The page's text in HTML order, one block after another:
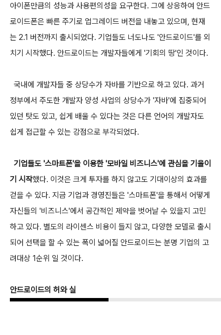
아이폰만큼의 성능과 사용편의성을 요구한다. 그에 상응하여 안드
로이드폰은 빠른 주기로 업그레이드 버전을 내놓고 있으며, 현재
는 2.1 버전까지 출시되었다. 기업들도 너도나도 '안드로이드'를 외
치기 시작했다. 안드로이드는 개발자들에게 '기회의 땅'인 것이다.
국내에 개발자들 중 상당수가 자바를 기반으로 하고 있다. 과거
정부에서 주도한 개발자 양성 사업의 상당수가 '자바'에 집중되어
있던 탓도 있고, 쉽게 배울 수 있다는 것은 다른 언어의 개발자도
쉽게 접근할 수 있는 강점으로 부각되었다.
기업들도 '스마트폰'을 이용한 '모바일 비즈니스'에 관심을 기울이
기 시작했다. 이것은 크게 투자를 하지 않고도 기대이상의 효과를
걷을 수 있다. 지금 기업과 경영진들은 '스마트폰'을 통해서 어떻게
자신들의 '비즈니스'에서 공간적인 제약을 벗어날 수 있을지 고민
하고 있다. 별도의 라이센스 비용이 들지 않고, 다양한 모델로 출시
되어 선택을 할 수 있는 폭이 넓어질 안드로이드는 분명 기업의 고
려대상 1순위 일 것이다.
안드로이드의 허와 실